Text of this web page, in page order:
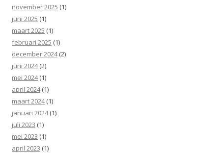
november 2025 (1)
juni 2025 (1)
maart 2025 (1)
februari 2025 (1)
december 2024(2)
juni 2024(2)
mei 2024(1)
april 2024(1)
maart 2024(1)
januari 2024(1)
juli 2023 (1)
mei 2023 (1)
april 2023 (1)